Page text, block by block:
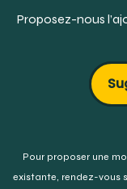
https://
topics/
Proposez-nous
Pour proposer une
existante, rendez-vous